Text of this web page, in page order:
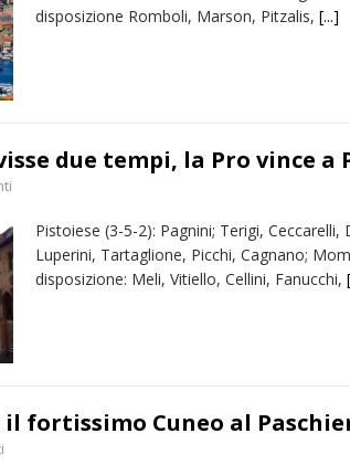
disposizione Romboli, Marson, Pitzalis, [...]
due tempi, la Pro vince a
Pistoiese (3-5-2): Pagnini; Terigi, Ceccarelli,
Luperini, Tartaglione, Picchi, Cagnano;
disposizione: Meli, Vitiello, Cellini, Fanucchi,
fortissimo Cuneo al